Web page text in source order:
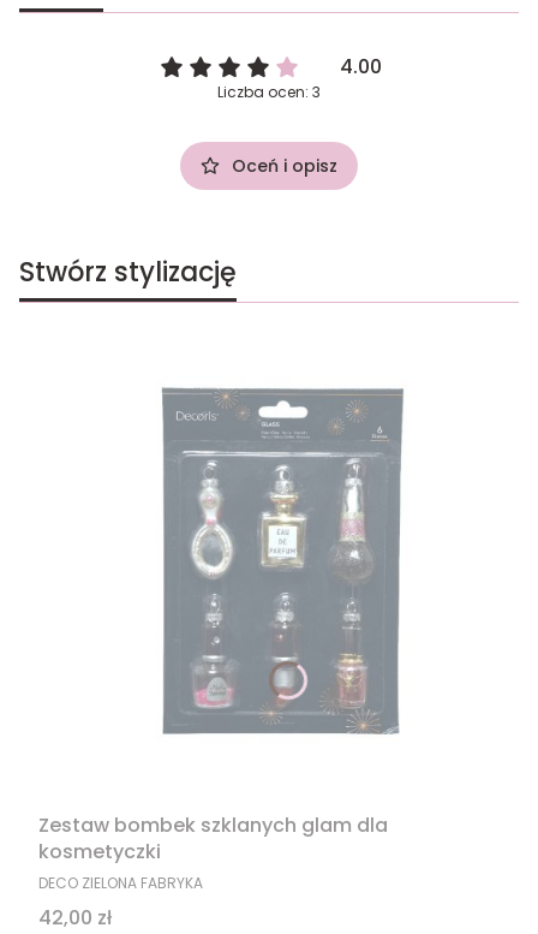
4.00
Liczba ocen: 3
Oceń i opisz
Stwórz stylizację
Zestaw bombek szklanych glam dla
kosmetyczki
PRODUCENT
DECO ZIELONA FABRYKA
Cena
42,00 zł